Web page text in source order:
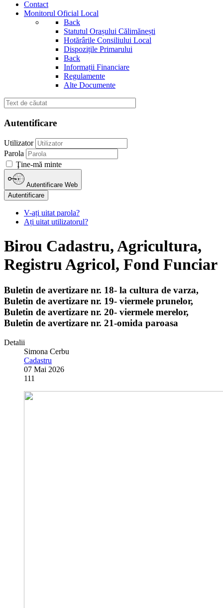
Contact
Monitorul Oficial Local
Back
Statutul Orașului Călimănești
Hotărârile Consiliului Local
Dispozițile Primarului
Back
Informații Financiare
Regulamente
Alte Documente
Autentificare
Utilizator
Parola
Ţine-mă minte
Autentificare Web
Autentificare
V-ați uitat parola?
Ați uitat utilizatorul?
Birou Cadastru, Agricultura,
Registru Agricol, Fond Funciar
Buletin de avertizare nr. 18- la cultura de varza,
Buletin de avertizare nr. 19- viermele prunelor,
Buletin de avertizare nr. 20- viermele merelor,
Buletin de avertizare nr. 21-omida paroasa
Detalii
Simona Cerbu
Cadastru
07 Mai 2026
111